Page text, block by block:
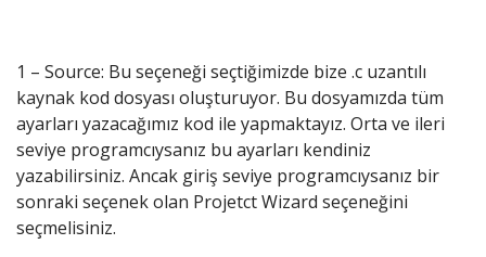
1 – Source: Bu seçeneği seçtiğimizde bize .c uzantılı
kaynak kod dosyası oluşturuyor. Bu dosyamızda tüm
ayarları yazacağımız kod ile yapmaktayız. Orta ve ileri
seviye programcıysanız bu ayarları kendiniz
yazabilirsiniz. Ancak giriş seviye programcıysanız bir
sonraki seçenek olan Projetct Wizard seçeneğini
seçmelisiniz.